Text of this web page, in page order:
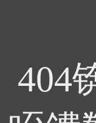
404